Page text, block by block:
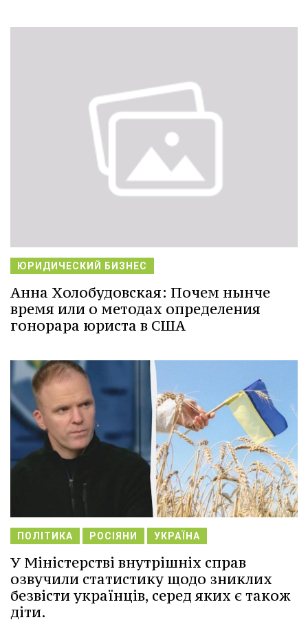
ЮРИДИЧЕСКИЙ БИЗНЕС
Анна Холобудовская: Почем нынче
время или о методах определения
гонорара юриста в США
ПОЛІТИКА РОСІЯНИ УКРАЇНА
У Міністерстві внутрішніх справ
озвучили статистику щодо зниклих
безвісти українців, серед яких є також
діти.